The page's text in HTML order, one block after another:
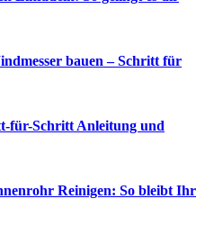
bauen – Schritt für
für-Schritt Anleitung und
Reinigen: So bleibt Ihr